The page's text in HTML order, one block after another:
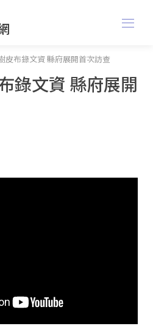
皮布錄文資 縣府展開首次訪查
錄文資 縣府展開